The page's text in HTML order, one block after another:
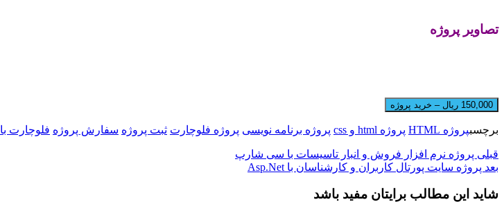
تصاویر پروژه
150,000 ریال – خرید پروژه
برچسبپروژه HTML پروژه html و css پروژه برنامه نویسی پروژه فلوچارت ثبت پروژه سفارش پروژه فلوچارت با html
قبلی پروژه نرم افزار فروش و انبار تاسیسات با سی شارپ
بعد پروژه سایت پورتال کاربران و کارشناسان با Asp.Net
شاید این مطالب برایتان مفید باشد